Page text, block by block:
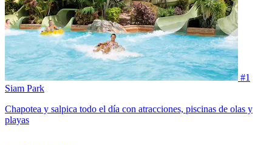
#1
Siam Park
Chapotea y salpica todo el día con atracciones, piscinas de olas y
playas